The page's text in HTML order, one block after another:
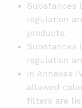
Substances
regulation
products.
Substances
regulation
In Annexes
allowed
filters are